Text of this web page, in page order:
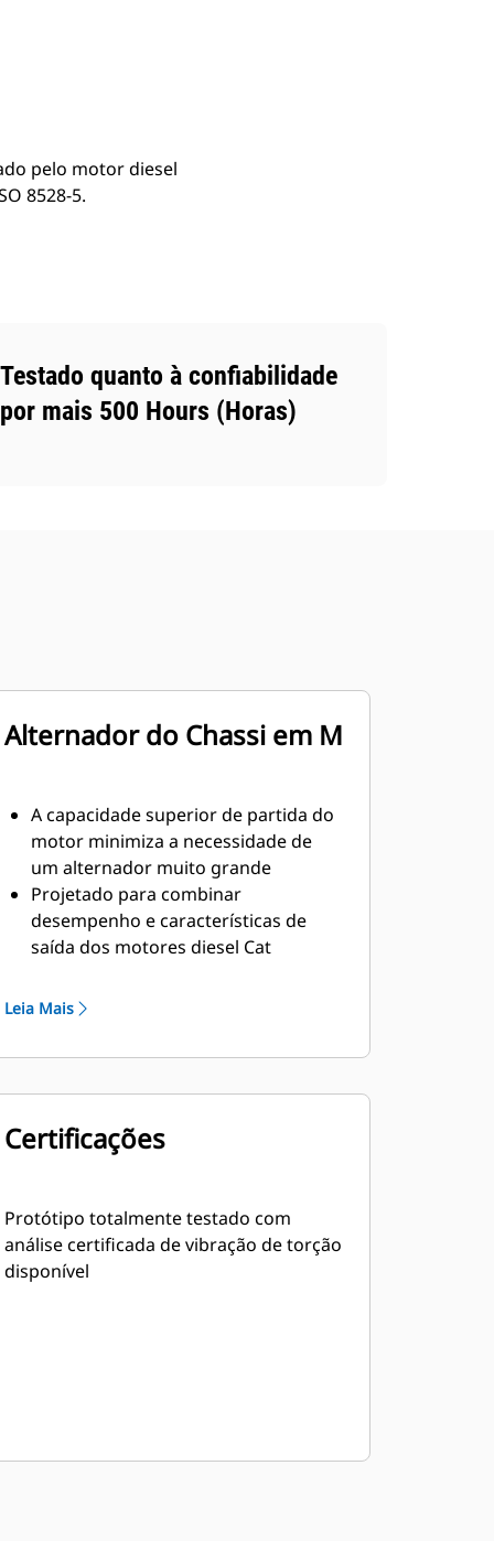
pelo motor diesel
8528-5.
Testado quanto à confiabilidade
por mais 500 Hours (Horas)
Alternador do Chassi em M
A capacidade superior de partida do
motor minimiza a necessidade de
um alternador muito grande
Projetado para combinar
desempenho e características de
saída dos motores diesel Cat
Leia Mais
Certificações
Protótipo totalmente testado com
análise certificada de vibração de torção
disponível